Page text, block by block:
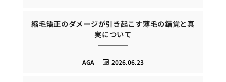
縮毛矯正のダメージが引き起こす薄毛の錯覚と真
実について
2026.06.23
AGA